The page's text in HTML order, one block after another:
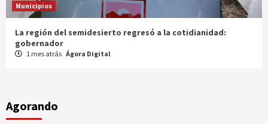
Municipios
Entrega gobernador a productores 100 mdp en semilla
1 mes atrás
Agorando